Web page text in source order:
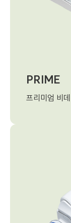
PRIME
프리미엄 비데